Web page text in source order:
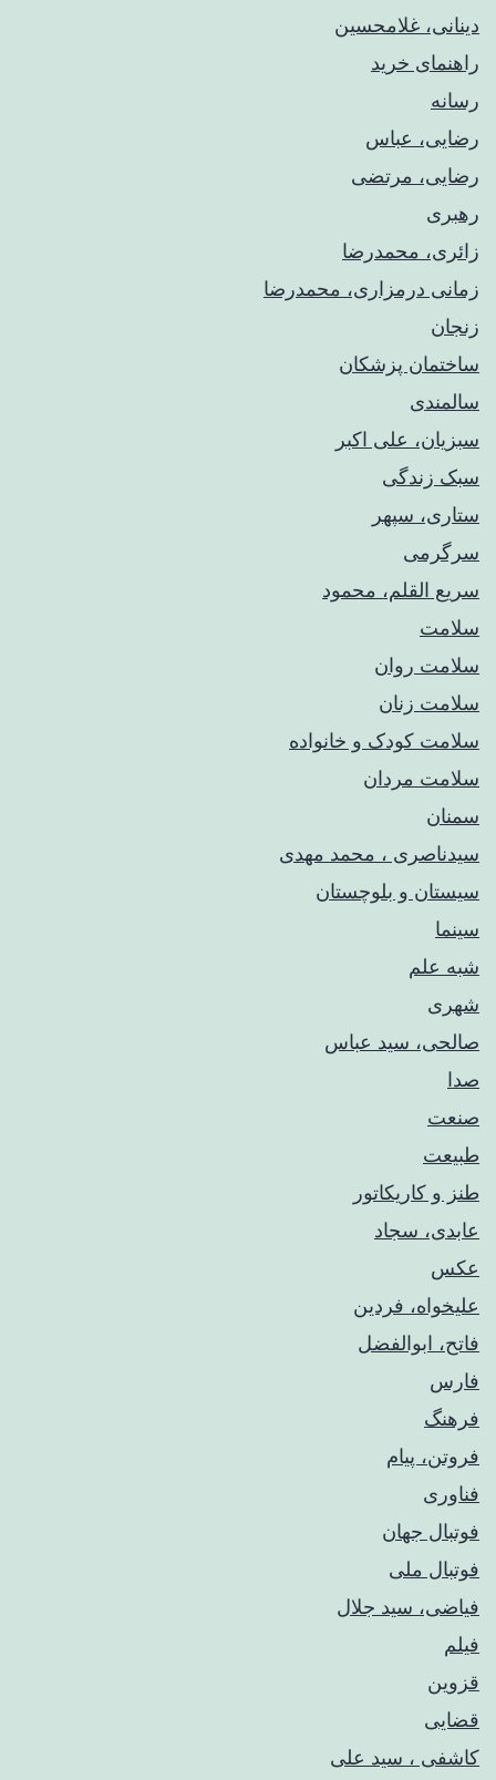
دینانی، غلامحسین
راهنمای خريد
رسانه
رضایی، عباس
رضایی، مرتضی
رهبری
زائری، محمدرضا
زمانی درمزاری، محمدرضا
زنجان
ساختمان پزشکان
سالمندی
سبزیان، علی اکبر
سبک زندگی
ستاری، سپهر
سرگرمی
سریع القلم، محمود
سلامت
سلامت روان
سلامت زنان
سلامت کودک‌ و خانواده
سلامت مردان
سمنان
سیدناصری ، محمد مهدی
سیستان و بلوچستان
سینما
شبه علم
شهری
صالحی، سید عباس
صدا
صنعت
طبیعت
طنز و کاریکاتور
عابدی، سجاد
عکس
علیخواه، فردین
فاتح، ابوالفضل
فارس
فرهنگ
فروتن، پیام
فناوری
فوتبال جهان
فوتبال ملی
فیاضی، سید جلال
فیلم
قزوین
قضایی
کاشفی ، سید علی